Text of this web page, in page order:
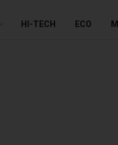
HI-TECH ECO